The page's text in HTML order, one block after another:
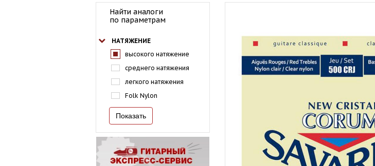
Найти аналоги
по параметрам
НАТЯЖЕНИЕ
высокого натяжение
среднего натяжения
легкого натяжения
Folk Nylon